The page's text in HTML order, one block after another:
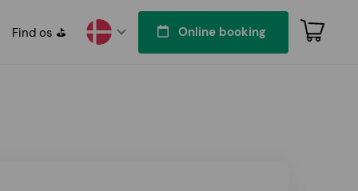
Find os ⛳ Online booking